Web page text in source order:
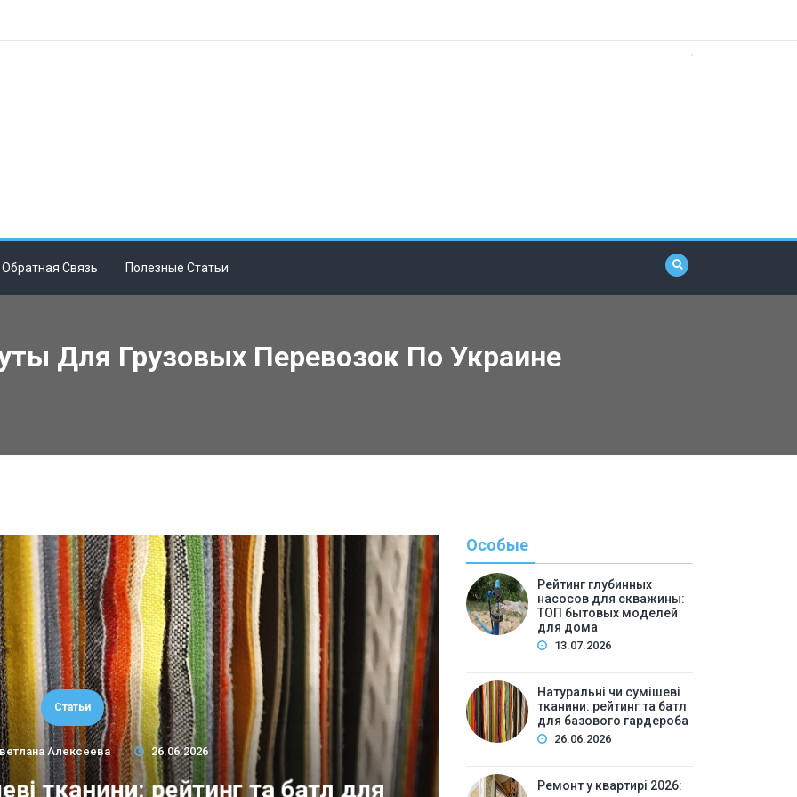
Обратная Связь Полезные Статьи
Для Грузовых Перевозок По Украине
Статьи
Алексеева 26.06.2026
тканини: рейтинг та батл для Ремонт у квартирі 2026:
Особые
Рейтинг глубинных
насосов для скважины:
ТОП бытовых моделей
для дома
13.07.2026
Натуральні чи сумішеві
тканини: рейтинг та батл
для базового гардероба
26.06.2026
Ремонт у квартирі 2026: